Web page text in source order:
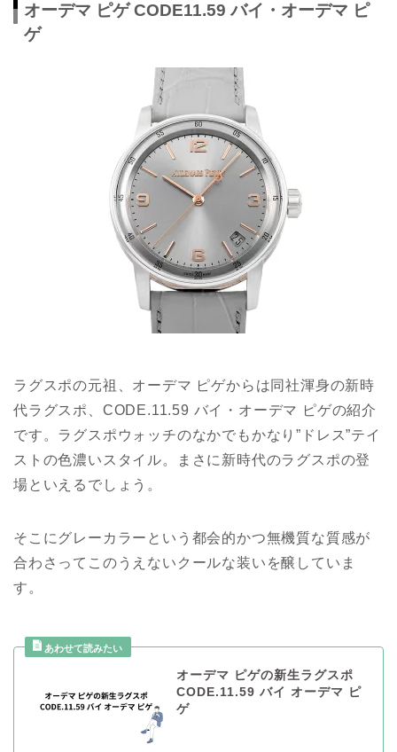
オーデマ ピゲ CODE11.59 バイ・オーデマ ピ
ゲ
ラグスポの元祖、オーデマ ピゲからは同社渾身の新時
代ラグスポ、CODE.11.59 バイ・オーデマ ピゲの紹介
です。ラグスポウォッチのなかでもかなり”ドレス”テイ
ストの色濃いスタイル。まさに新時代のラグスポの登
場といえるでしょう。
そこにグレーカラーという都会的かつ無機質な質感が
合わさってこのうえないクールな装いを醸していま
す。
オーデマ ピゲの新生ラグスポ
CODE.11.59 バイ オーデマ ピ
ゲ